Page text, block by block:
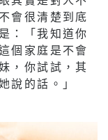
會很清楚到底
：「我知道你
個家庭是不會
，你試試，其
說的話。」